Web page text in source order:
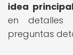
idea
en detalles
preguntas